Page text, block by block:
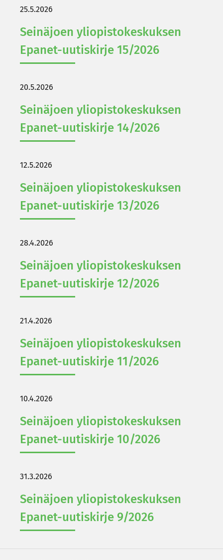
25.5.2026
Sei­nä­joen yli­opis­to­kes­kuk­sen
Epanet-​uutiskirje 15/2026
20.5.2026
Sei­nä­joen yli­opis­to­kes­kuk­sen
Epanet-​uutiskirje 14/2026
12.5.2026
Sei­nä­joen yli­opis­to­kes­kuk­sen
Epanet-​uutiskirje 13/2026
28.4.2026
Sei­nä­joen yli­opis­to­kes­kuk­sen
Epanet-​uutiskirje 12/2026
21.4.2026
Sei­nä­joen yli­opis­to­kes­kuk­sen
Epanet-​uutiskirje 11/2026
10.4.2026
Sei­nä­joen yli­opis­to­kes­kuk­sen
Epanet-​uutiskirje 10/2026
31.3.2026
Sei­nä­joen yli­opis­to­kes­kuk­sen
Epanet-​uutiskirje 9/2026